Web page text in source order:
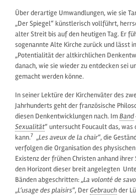
Über derartige Umwandlungen, wie sie
„Der Spiegel“ künstlerisch vollführt,
alter Streit bis auf den heutigen Tag. Er
sogenannte Alte Kirche zurück und lässt
„Potentialität der altkirchlichen
danach, wie sie wieder zu entdecken sei
gemacht werden könne.
In seiner Lektüre der Kirchenväter des
Jahrhunderts geht der französische
diesen Denkentwicklungen nach. ImBand
Sexualität“ untersucht Foucault das, was
kann.7 „Les aveux de la chair“, die
verfolgen die Organisation des
Existenz der frühen Christen anhand
den Horizont dieser breit angelegten
Bänden abgeschritten: „La volonté de
„L‘usage des plaisirs“, DerGebrauchder